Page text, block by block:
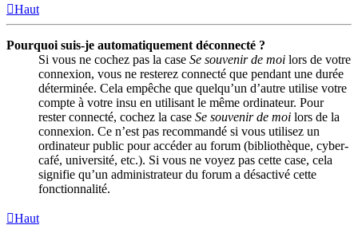
Haut
Pourquoi suis-je automatiquement déconnecté ?
Si vous ne cochez pas la case Se souvenir de moi lors de votre
connexion, vous ne resterez connecté que pendant une durée
déterminée. Cela empêche que quelqu’un d’autre utilise votre
compte à votre insu en utilisant le même ordinateur. Pour
rester connecté, cochez la case Se souvenir de moi lors de la
connexion. Ce n’est pas recommandé si vous utilisez un
ordinateur public pour accéder au forum (bibliothèque, cyber-
café, université, etc.). Si vous ne voyez pas cette case, cela
signifie qu’un administrateur du forum a désactivé cette
fonctionnalité.
Haut